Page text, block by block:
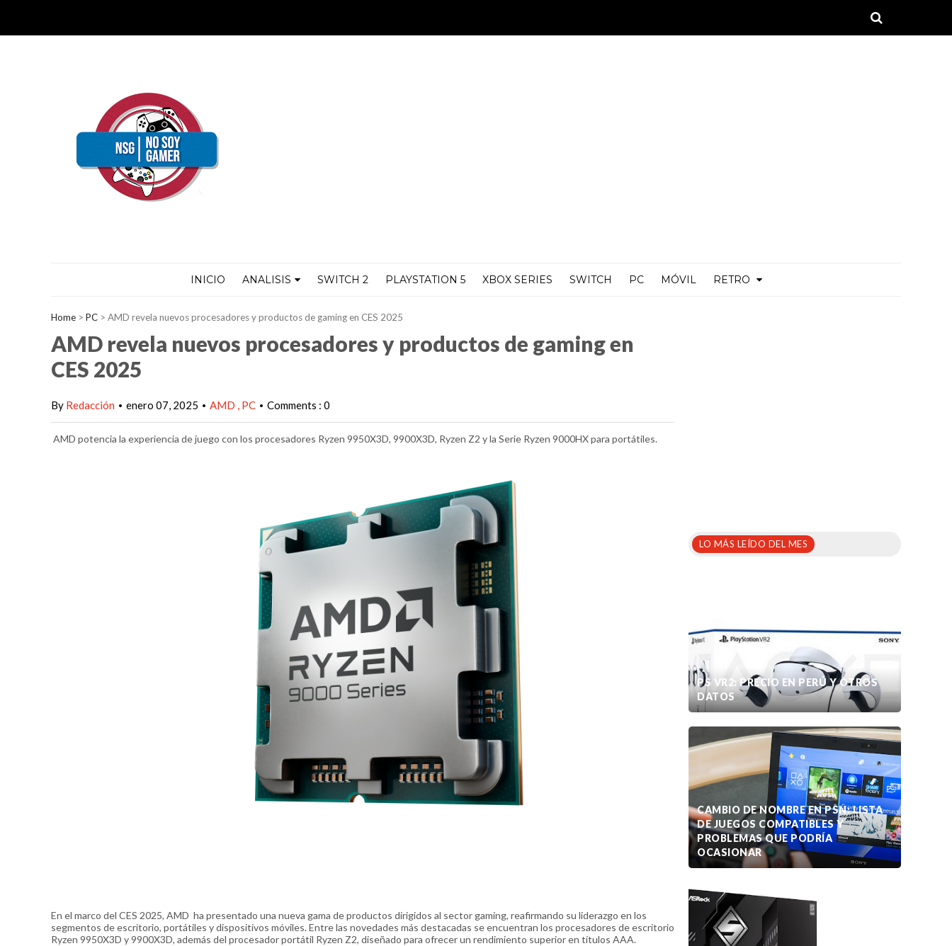
INICIO ANALISIS SWITCH 2 PLAYSTATION 5 XBOX SERIES SWITCH PC MÓVIL RETRO
Home > PC > AMD revela nuevos procesadores y productos de gaming en CES 2025
AMD revela nuevos procesadores y productos de gaming en
CES 2025
By Redacción • enero 07, 2025 • AMD PC • Comments : 0
AMD potencia la experiencia de juego con los procesadores Ryzen 9950X3D, 9900X3D, Ryzen Z2 y la Serie Ryzen 9000HX para portátiles.
En el marco del CES 2025, AMD ha presentado una nueva gama de productos dirigidos al sector gaming, reafirmando su liderazgo en los
segmentos de escritorio, portátiles y dispositivos móviles. Entre las novedades más destacadas se encuentran los procesadores de escritorio
Ryzen 9950X3D y 9900X3D, además del procesador portátil Ryzen Z2, diseñado para ofrecer un rendimiento superior en títulos AAA.
LO MÁS LEÍDO DEL MES
PS VR2: PRECIO EN PERÚ Y OTROS
DATOS
CAMBIO DE NOMBRE EN PSN: LISTA
DE JUEGOS COMPATIBLES Y
PROBLEMAS QUE PODRÍA
OCASIONAR